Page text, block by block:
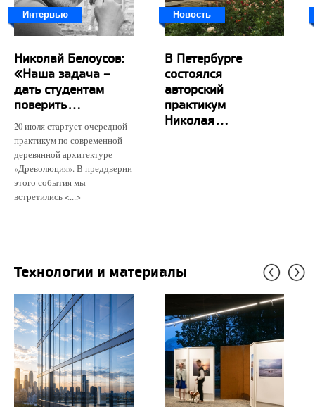
Интервью
Николай Белоусов:
«Наша задача –
дать студентам
поверить...
20 июля стартует очередной
практикум по современной
деревянной архитектуре
«Древолюция». В преддверии
этого события мы
встретились <...>
Новость
В Петербурге
состоялся
авторский
практикум
Николая...
Технологии и материалы